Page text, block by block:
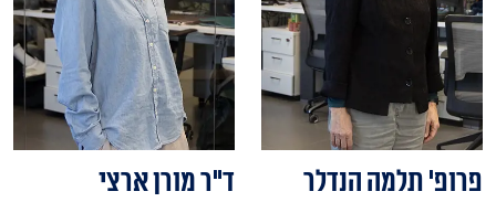
פרופ' תלמה הנדלר ד"ר מורן ארצי